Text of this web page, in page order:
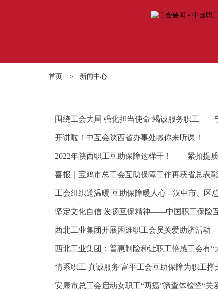
首页 > 新闻中心
围绕工会大局 强化担当使命 竭诚服务职工——
开讲啦！中互会陕西省办事处喊你来听课！
2022年陕西职工互助保障这样干！——紧扣提
喜报｜宝鸡市总工会互助保障工作再获省总表彰
工会组织送温暖 互助保障暖人心 --汉中市、区
坚定文化自信 发扬互保精神——中国职工保险
西北工业集团开展困难职工会员关爱助济活动
西北工业集团：普惠制险种让职工倍感工会有“
情系职工 真诚服务 富平工会互助保障为职工撑
安康市总工会启动女职工“两癌”筛查体检暨“关